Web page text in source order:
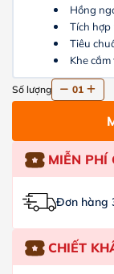
Hồng
Tích hợp
Tiêu
Khe
Số lượng 01
MIỄN PHÍ
Đơn hàng
CHIẾT